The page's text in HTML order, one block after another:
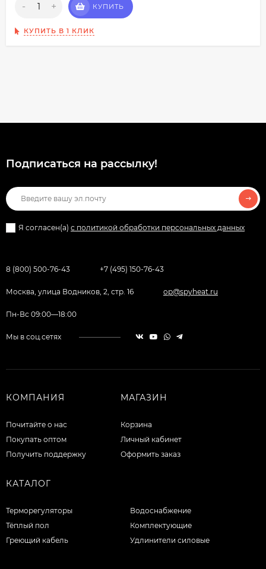
- + КУПИТЬ
КУПИТЬ В 1 КЛИК
Подписаться на рассылкy!
Я согласен(a) с политикой обработки персональных данных
8 (800) 500-76-43 +7 (495) 150-76-43
Москва, улица Водников, 2, стр. 16 op@spyheat.ru
Пн-Вс 09:00—18:00
Мы в соц.сетях
КОМПАНИЯ
Почитайте о нас
Покупать оптом
Получить поддержку
МАГАЗИН
Корзина
Личный кабинет
Оформить заказ
КАТАЛОГ
Терморегуляторы
Тёплый пол
Греющий кабель
Водоснабжение
Комплектующие
Удлинители силовые